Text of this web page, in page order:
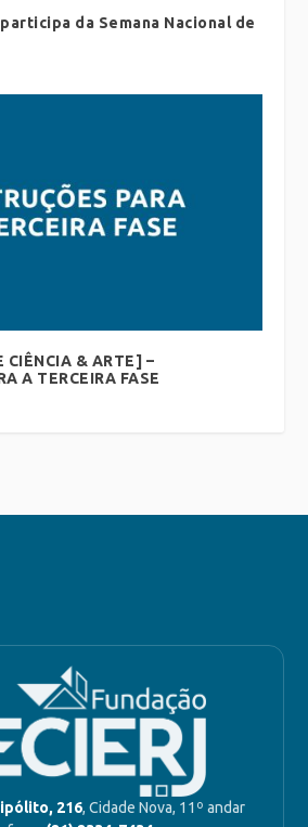
da Semana Nacional de
CIÊNCIA & ARTE] –
A TERCEIRA FASE
216, Cidade Nova, 11º andar